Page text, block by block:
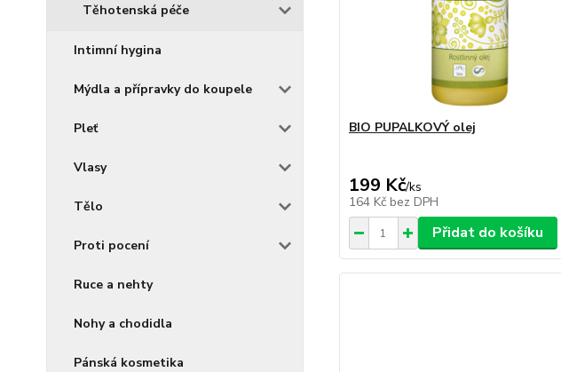
Těhotenská péče
Intimní hygina
Mýdla a přípravky do koupele
Pleť
Vlasy
Tělo
Proti pocení
Ruce a nehty
Nohy a chodidla
Pánská kosmetika
BIO PUPALKOVÝ olej
199 Kč/ks
164 Kč bez DPH
Přidat do košíku